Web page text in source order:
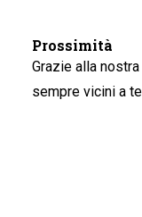
Prossimità
Grazie alla
sempre vicini a